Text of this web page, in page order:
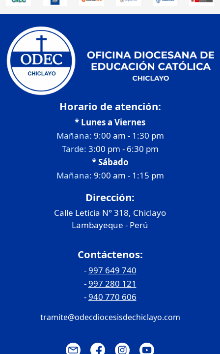
Horario de atención:
* Lunes a Viernes
Mañana: 9:00 am - 1:30 pm
Tarde: 3:00 pm - 6:30 pm
* Sábado
Mañana: 9:00 am - 1:15 pm
Dirección:
Calle Leticia N° 318, Chiclayo
Lambayeque - Perú
Contáctenos:
-997 649 740
-997 280 121
-940 770 606
tramite@odecdiocesisdechiclayo.com